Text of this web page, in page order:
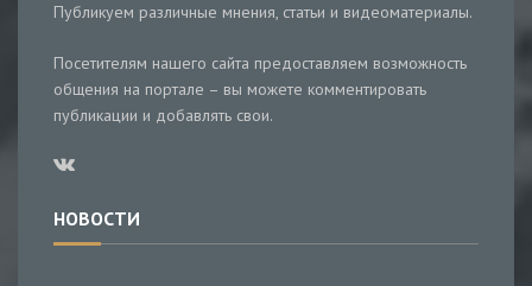
Публикуем различные мнения, статьи и видеоматериалы.
Посетителям нашего сайта предоставляем возможность
общения на портале – вы можете комментировать
публикации и добавлять свои.
НОВОСТИ